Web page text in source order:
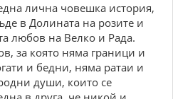
лична човешка история,
в Долината на розите и
любов на Велко и Рада.
за която няма граници и
и бедни, няма ратаи и
души, които се